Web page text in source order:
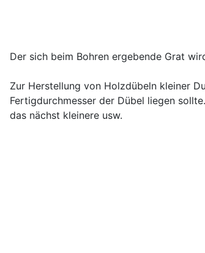
Der sich beim Bohren ergebende Grat
Zur Herstellung von Holzdübeln kleiner
Fertigdurchmesser der Dübel liegen
das nächst kleinere usw.